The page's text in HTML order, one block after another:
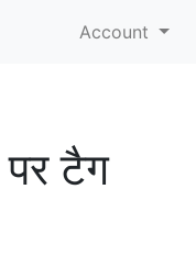
Account
टैग